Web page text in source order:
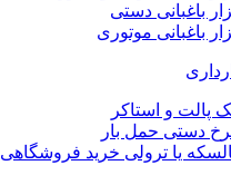
باغبانی دستی
باغبانی موتوری
پالت و استاکر
دستی حمل بار
یا ترولی خرید فروشگاهی